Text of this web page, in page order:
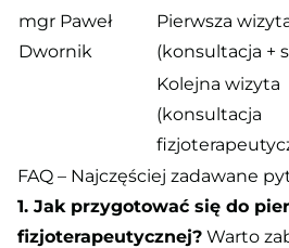
mgr Paweł
Dwornik
Pierwsza
(konsultacja +
Kolejna wizyta
(konsultacja
FAQ – Najczęściej zadawane
1. Jak przygotować się do
fizjoterapeutycznej? Warto